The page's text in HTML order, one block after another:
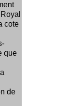
cote
que
de